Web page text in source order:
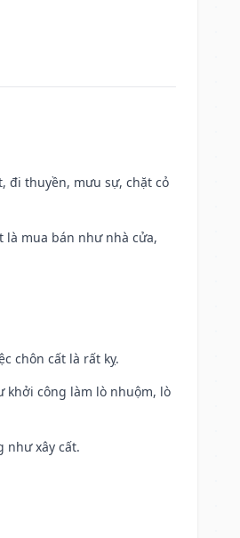
đi thuyền, mưu sự, chặt cỏ
là mua bán như nhà cửa,
chôn cất là rất kỵ.
khởi công làm lò nhuộm, lò
như xây cất.